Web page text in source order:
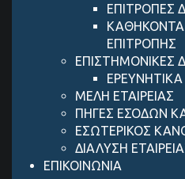
ΕΠΙΤΡΟΠΕΣ
ΚΑΘΗΚΟΝΤΑ
ΕΠΙΤΡΟΠΗΣ
ΕΠΙΣΤΗΜΟΝΙΚΕΣ
ΜΕΛΗ ΕΤΑΙΡΕΙΑΣ
ΠΗΓΕΣ ΕΣΟΔΩΝ
ΕΣΩΤΕΡΙΚΟΣ
ΔΙΑΛΥΣΗ
ΕΠΙΚΟΙΝΩΝΙΑ